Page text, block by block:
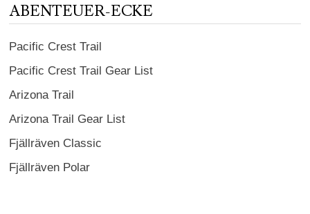
ABENTEUER-ECKE
Pacific Crest Trail
Pacific Crest Trail Gear List
Arizona Trail
Arizona Trail Gear List
Fjällräven Classic
Fjällräven Polar